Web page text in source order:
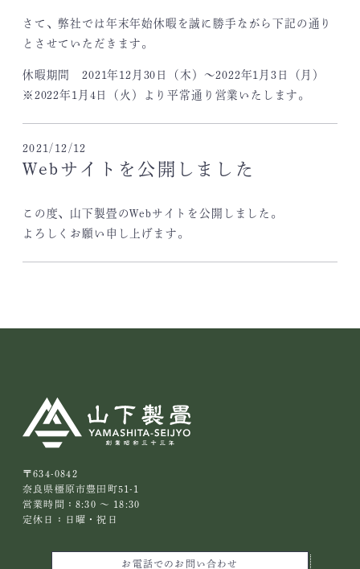
さて、弊社では年末年始休暇を誠に勝手ながら下記の通り
とさせていただきます。
休暇期間 2021年12月30日（木）～2022年1月3日（月）
※2022年1月4日（火）より平常通り営業いたします。
2021/12/12
Webサイトを公開しました
この度、山下製畳のWebサイトを公開しました。
よろしくお願い申し上げます。
〒634-0842
奈良県橿原市豊田町51-1
営業時間：8:30 ～ 18:30
定休日：日曜・祝日
お電話でのお問い合わせ